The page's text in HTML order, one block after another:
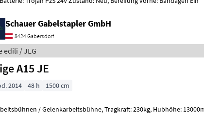
Schauer Gabelstapler GmbH
8424 Gabersdorf
edili / JLG
A15 JE
2014 48 h 1500 cm
/ Gelenkarbeitsbühne, Tragkraft: 230kg, Hubhöhe: 13000mm, Bauhöhe: